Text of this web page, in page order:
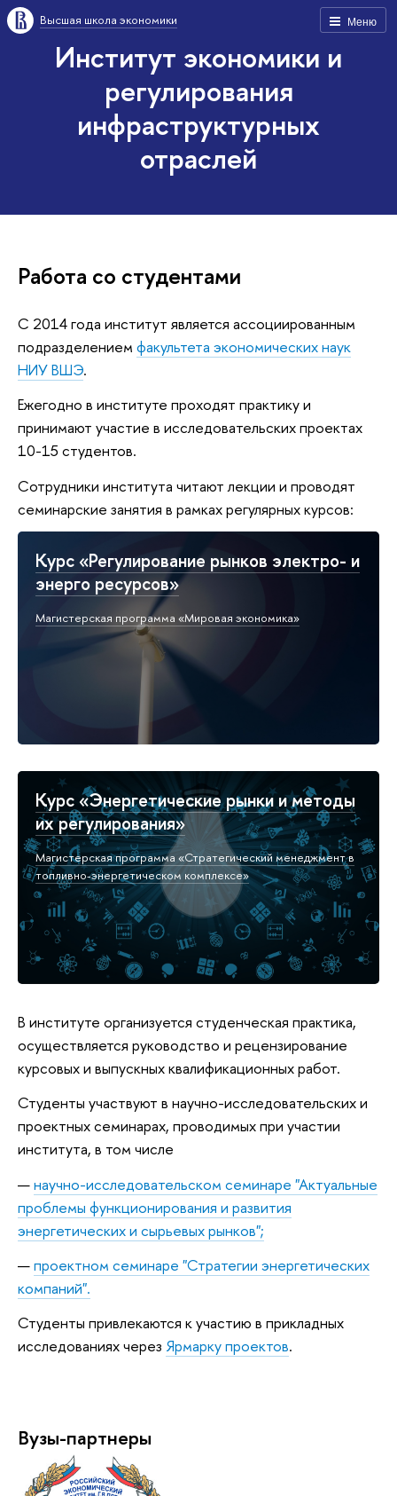
Меню
Высшая школа экономики
Институт экономики и
регулирования
инфраструктурных
отраслей
Работа со студентами
С 2014 года институт является ассоциированным
подразделением факультета экономических наук
НИУ ВШЭ.
Ежегодно в институте проходят практику и
принимают участие в исследовательских проектах
10-15 студентов.
Сотрудники института читают лекции и проводят
семинарские занятия в рамках регулярных курсов:
Курс «Регулирование рынков электро- и
энерго ресурсов»
Магистерская программа «Мировая экономика»
Курс «Энергетические рынки и методы
их регулирования»
Магистерская программа «Стратегический менеджмент в
топливно-энергетическом комплексе»
В институте организуется студенческая практика,
осуществляется руководство и рецензирование
курсовых и выпускных квалификационных работ.
Студенты участвуют в научно-исследовательских и
проектных семинарах, проводимых при участии
института, в том числе
научно-исследовательском семинаре "Актуальные
проблемы функционирования и развития
энергетических и сырьевых рынков";
проектном семинаре "Стратегии энергетических
компаний".
Студенты привлекаются к участию в прикладных
исследованиях через Ярмарку проектов.
Вузы-партнеры